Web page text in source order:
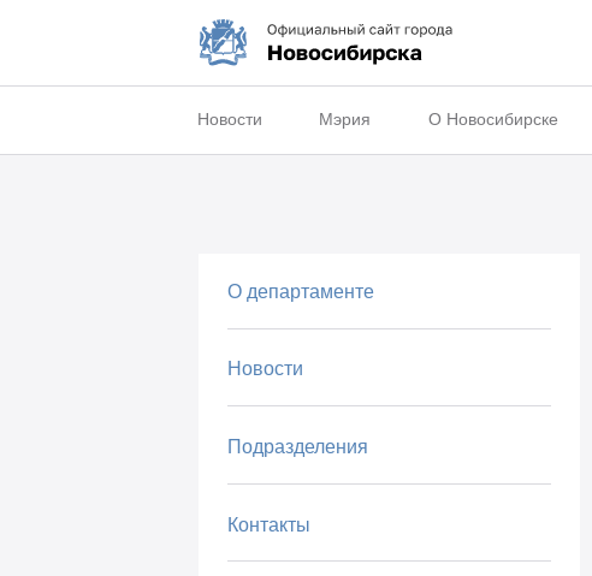
Новости Мэрия О Новосибирске
О департаменте
Новости
Подразделения
Контакты